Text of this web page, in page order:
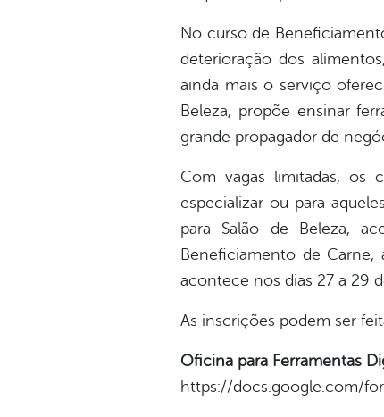
No curso de
deterioração dos
ainda mais o serviço
Beleza, propõe ensinar
grande propagador de
Com vagas limitadas, os
especializar ou para
para Salão de Beleza,
Beneficiamento de
acontece nos dias 27 a 29
As inscrições podem ser
Oficina para Ferramentas
https://docs.google.com/